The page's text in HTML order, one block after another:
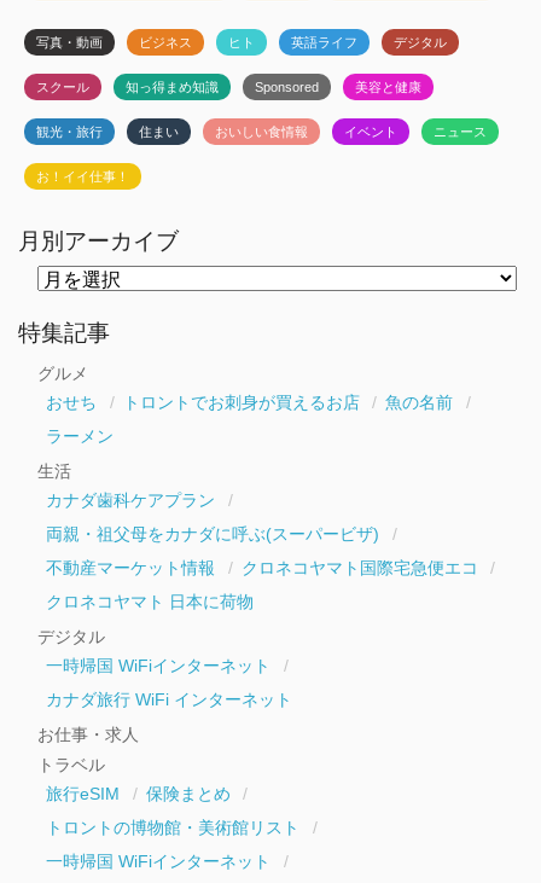
写真・動画 ビジネス ヒト 英語ライフ デジタル
スクール 知っ得まめ知識 Sponsored 美容と健康
観光・旅行 住まい おいしい食情報 イベント ニュース
お！イイ仕事！
月別アーカイブ
ー
カ
特集記事
グルメ
おせち
トロントでお刺身が買えるお店
魚の名前
ラーメン
生活
カナダ歯科ケアプラン
両親・祖父母をカナダに呼ぶ(スーパービザ)
不動産マーケット情報
クロネコヤマト国際宅急便エコ
クロネコヤマト 日本に荷物
デジタル
一時帰国 WiFiインターネット
カナダ旅行 WiFi インターネット
お仕事・求人
トラベル
旅行eSIM
保険まとめ
トロントの博物館・美術館リスト
一時帰国 WiFiインターネット